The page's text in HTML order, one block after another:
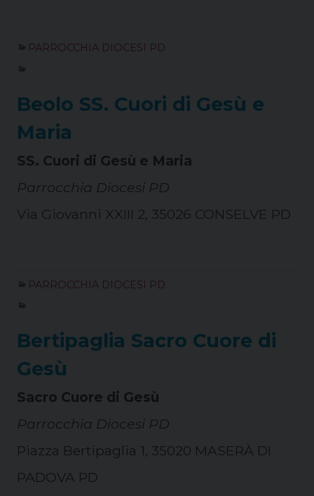
PARROCCHIA DIOCESI PD
Beolo SS. Cuori di Gesù e
Maria
SS. Cuori di Gesù e Maria
Parrocchia Diocesi PD
Via Giovanni XXIII 2, 35026 CONSELVE PD
PARROCCHIA DIOCESI PD
Bertipaglia Sacro Cuore di
Gesù
Sacro Cuore di Gesù
Parrocchia Diocesi PD
Piazza Bertipaglia 1, 35020 MASERÀ DI
PADOVA PD